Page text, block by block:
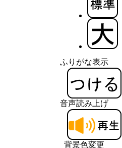
ふりがな表示
音声読み上げ
背景色変更